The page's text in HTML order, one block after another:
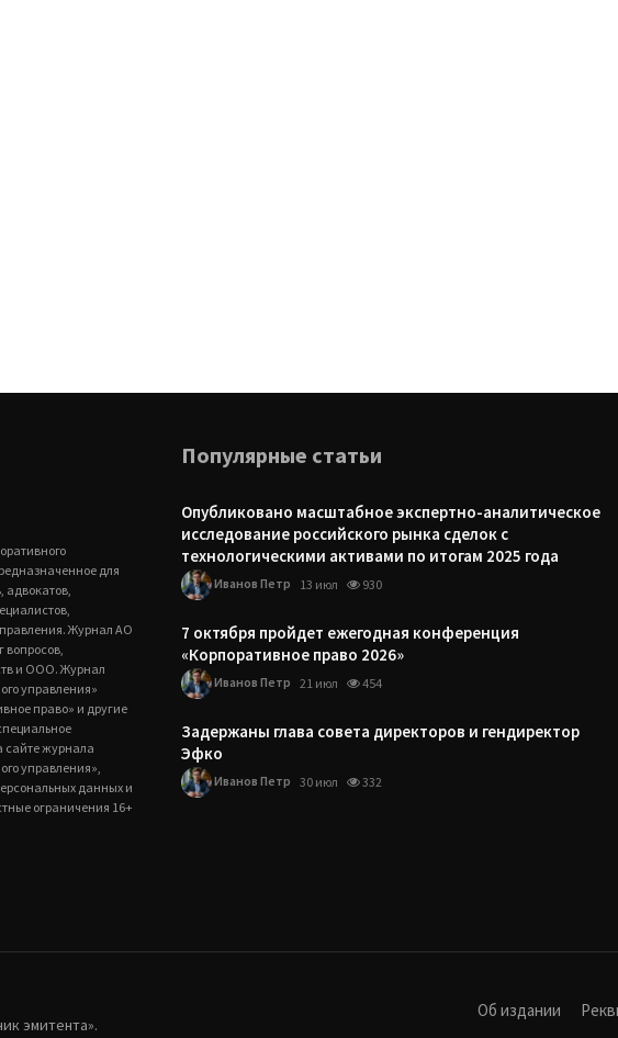
для
адвокатов,
Журнал АО
и ООО. Журнал
управления»
право» и другие
сайте журнала
управления»,
данных и
ограничения 16+
Популярные статьи
Опубликовано масштабное экспертно-аналитическое
исследование российского рынка сделок с
технологическими активами по итогам 2025 года
Иванов Петр 13 июл 930
7 октября пройдет ежегодная конференция
«Корпоративное право 2026»
Иванов Петр 21 июл 454
Задержаны глава совета директоров и гендиректор
Эфко
Иванов Петр 30 июл 332
эмитента».
Об издании